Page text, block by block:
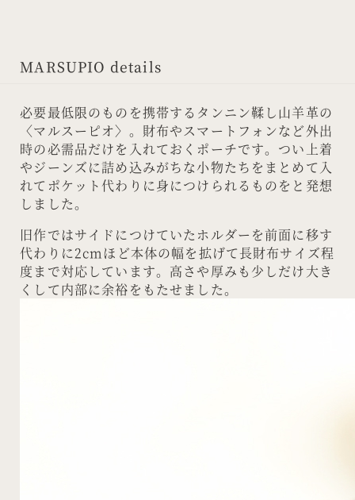
MARSUPIO details
必要最低限のものを携帯するタンニン鞣し山羊革の
〈マルスーピオ〉。財布やスマートフォンなど外出
時の必需品だけを入れておくポーチです。つい上着
やジーンズに詰め込みがちな小物たちをまとめて入
れてポケット代わりに身につけられるものをと発想
しました。
旧作ではサイドにつけていたホルダーを前面に移す
代わりに2cmほど本体の幅を拡げて長財布サイズ程
度まで対応しています。高さや厚みも少しだけ大き
くして内部に余裕をもたせました。